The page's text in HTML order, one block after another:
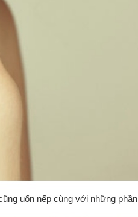
uốn nếp cùng với những phần